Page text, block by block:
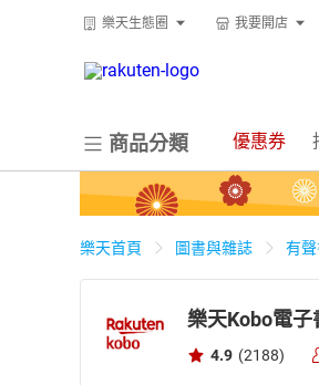
樂天生態圈 我要開店
商品分類 優惠券
樂天首頁 圖書與雜誌 有
樂天Kobo電子
4.9 (2188)